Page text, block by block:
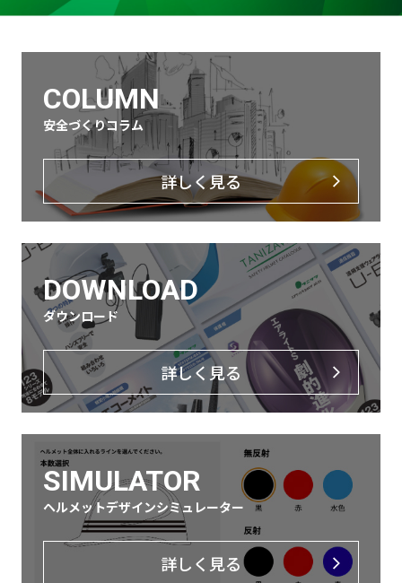
COLUMN
安全づくりコラム
詳しく見る
DOWNLOAD
ダウンロード
詳しく見る
SIMULATOR
ヘルメットデザインシミュレーター
詳しく見る